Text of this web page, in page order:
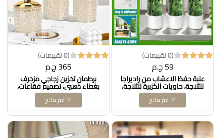
(0 تقييمات)
59 ج.م
علبة حفظ الاعشاب من راديراجا
للثلاجة، حاويات الكزبرة للثلاجة،
النعناع والهليون، تخزين الاعشاب
الطازجة، حافظة الاعشاب الطازجة
للكزبرة والبقدونس والهليون،
تحافظ على الخضروات لمدة 2-3
اسابيع DOLLAR FOR IMPORT
كود B0D1YBQ6LB
غير متاح
(0 تقييمات)
365 ج.م
برطمان تخزين زجاجي مزخرف
بغطاء ذهبي، تصميم فقاعات،
B0DXD9C2QM
غير متاح